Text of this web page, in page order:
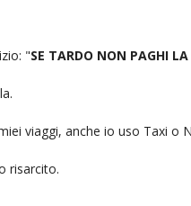
"SE TARDO NON PAGHI LA
viaggi, anche io uso Taxi o
risarcito.